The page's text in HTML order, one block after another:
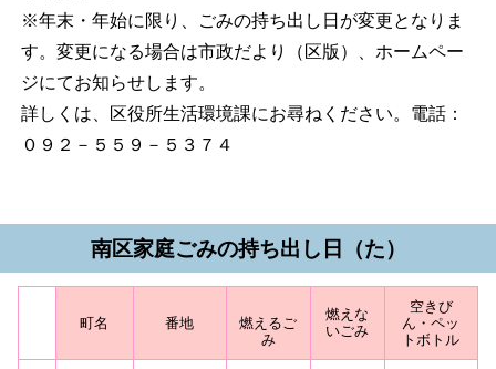
※年末・年始に限り、ごみの持ち出し日が変更となりま
す。変更になる場合は市政だより（区版）、ホームペー
ジにてお知らせします。
詳しくは、区役所生活環境課にお尋ねください。電話：
０９２－５５９－５３７４
南区家庭ごみの持ち出し日（た）
町名 番地
燃えるご
み
燃えな
いごみ
空きび
ん・ペッ
トボトル